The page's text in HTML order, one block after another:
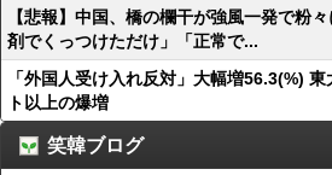
【悲報】中国、橋の欄干が強風一発で
剤でくっつけただけ」「正常で...
「外国人受け入れ反対」大幅増56.3(%)
ト以上の爆増
笑韓ブログ